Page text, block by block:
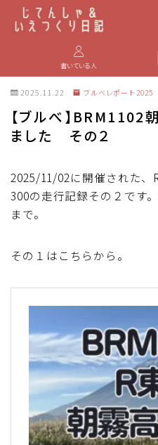
PBP(Paris-Brest-Paris)
エベレスティング
パーツのインプレ・カスタマ
iGPSPORT
カステリ
ディスクブレーキ
Di2関連
ブルべレポート2025
書いている人
2025.11.22 ブルべレポート2025
【ブルべ】
ました その２
2025/11/02に開催された、
300の走行記録その２です
まで。
その１はこちらから。